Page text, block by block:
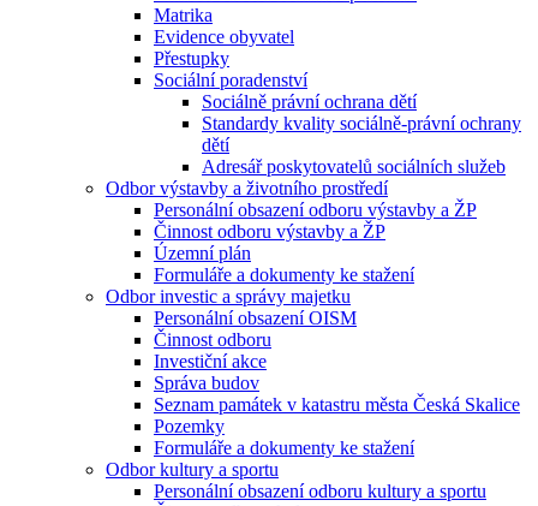
Matrika
Evidence obyvatel
Přestupky
Sociální poradenství
Sociálně právní ochrana dětí
Standardy kvality sociálně-právní ochrany
dětí
Adresář poskytovatelů sociálních služeb
Odbor výstavby a životního prostředí
Personální obsazení odboru výstavby a ŽP
Činnost odboru výstavby a ŽP
Územní plán
Formuláře a dokumenty ke stažení
Odbor investic a správy majetku
Personální obsazení OISM
Činnost odboru
Investiční akce
Správa budov
Seznam památek v katastru města Česká Skalice
Pozemky
Formuláře a dokumenty ke stažení
Odbor kultury a sportu
Personální obsazení odboru kultury a sportu